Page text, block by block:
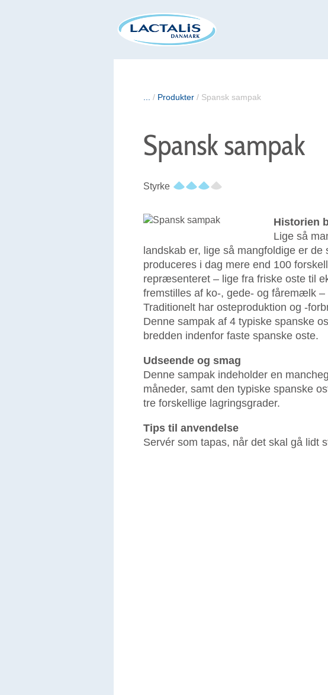
/ Produkter / Spansk sampak
Spansk sampak
Styrke
Historien
Lige så
landskab er, lige så mangfoldige er de
produceres i dag mere end 100
repræsenteret – lige fra friske oste til
fremstilles af ko-, gede- og fåremælk –
Traditionelt har osteproduktion og -
Denne sampak af 4 typiske spanske
bredden indenfor faste spanske oste.
Udseende og smag
Denne sampak indeholder en
måneder, samt den typiske spanske
tre forskellige lagringsgrader.
Tips til anvendelse
Servér som tapas, når det skal gå lidt